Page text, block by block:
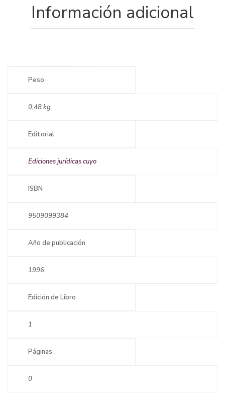
Información adicional
Peso
0,48 kg
Editorial
Ediciones jurídicas cuyo
ISBN
9509099384
Año de publicación
1996
Edición de Libro
1
Páginas
0